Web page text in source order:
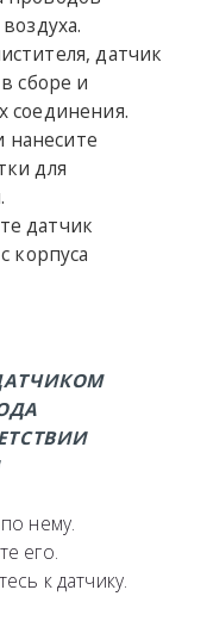
датчик
сборе и
соединения.
нанесите
для
датчик
корпуса
нему.
его.
к датчику.